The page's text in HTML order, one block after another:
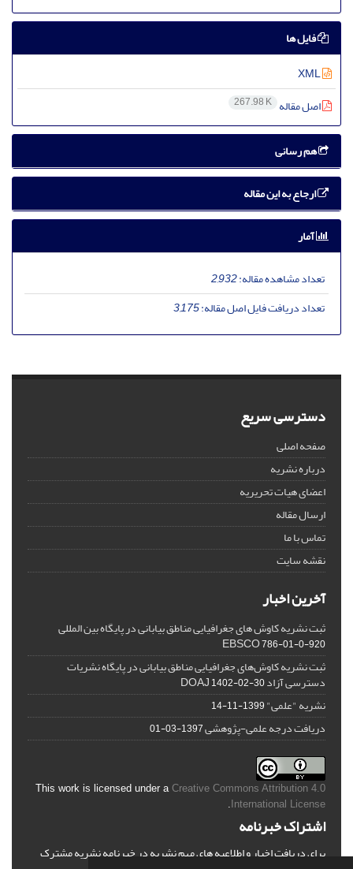
فایل ها
اصل مقاله 267.98 K
هم رسانی
ارجاع به این مقاله
آمار
تعداد مشاهده مقاله:2,932
تعداد دریافت فایل اصل مقاله:3,175
دسترسی سریع
صفحه اصلی
درباره نشریه
اعضای هیات تحریریه
ارسال مقاله
تماس با ما
نقشه سایت
آخرین اخبار
ثبت نشریه کاوش های جغرافیایی مناطق بیابانی در پایگاه بین المللی
EBSCO786-01-0-920
ثبت نشریه کاوش‌های جغرافیایی مناطق بیابانی در پایگاه نشریات
دسترسی آزاد DOAJ1402-02-30
نشریه "علمی"1399-11-14
دریافت درجه علمی-پژوهشی1397-03-01
This work is licensed under a Creative Commons Attribution 4.0
International License
اشتراک خبرنامه
برای دریافت اخبار و اطلاعیه های مهم نشریه در خبرنامه نشریه مشترک